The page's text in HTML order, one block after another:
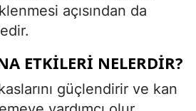
açısından da
ETKILERI NELERDIR?
güçlendirir ve kan